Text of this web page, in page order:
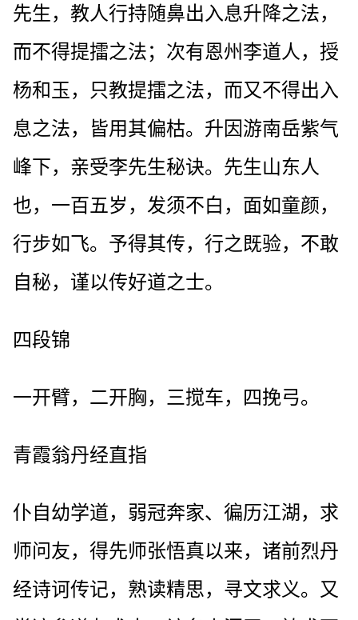
先生，教人行持随鼻出入息升降之法，
而不得提擂之法；次有恩州李道人，授
杨和玉，只教提擂之法，而又不得出入
息之法，皆用其偏枯。升因游南岳紫气
峰下，亲受李先生秘诀。先生山东人
也，一百五岁，发须不白，面如童颜，
行步如飞。予得其传，行之既验，不敢
自秘，谨以传好道之士。
四段锦
一开臂，二开胸，三搅车，四挽弓。
青霞翁丹经直指
仆自幼学道，弱冠奔家、徧历江湖，求
师问友，得先师张悟真以来，诸前烈丹
经诗诃传记，熟读精思，寻文求义。又